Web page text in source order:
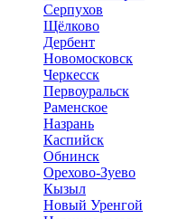
Серпухов
Щёлково
Дербент
Новомосковск
Черкесск
Первоуральск
Раменское
Назрань
Каспийск
Обнинск
Орехово-Зуево
Кызыл
Новый Уренгой